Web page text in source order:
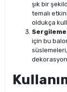
şık bir
temalı
oldukça
Sergileme
için bu